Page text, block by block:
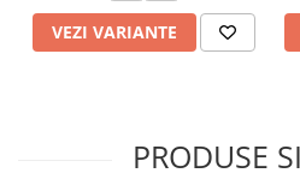
VEZI VARIANTE
PRODUSE